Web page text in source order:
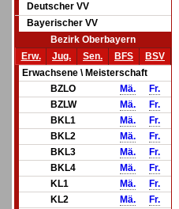
Deutscher VV
Bayerischer VV
Bezirk Oberbayern
Erw.
Jug. Sen. BFS
BSV
Erwachsene \ Meisterschaft
BZLO
Mä.
Fr.
BZLW
Mä.
Fr.
BKL1
Mä.
Fr.
BKL2
Mä.
Fr.
BKL3
Mä.
Fr.
BKL4
Mä.
Fr.
KL1
Mä.
Fr.
KL2
Mä.
Fr.